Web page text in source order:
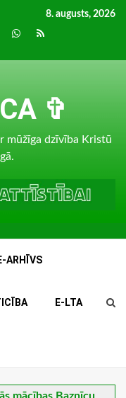
8. augusts, 2026
whatsapp
RSS
✞
mūžīga dzīvība Kristū
ARHĪVS
E-LTA